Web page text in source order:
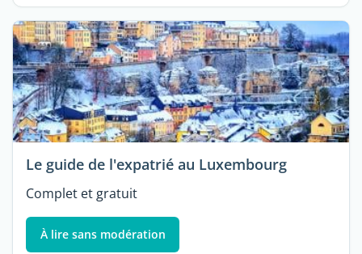
Le guide de l'expatrié au Luxembourg
Complet et gratuit
À lire sans modération